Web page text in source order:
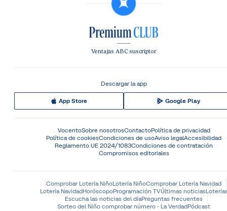
Ventajas ABC suscriptor
Descargar la app
App Store Google Play
VocentoSobre nosotrosContactoPolítica de privacidad
Política de cookiesCondiciones de usoAviso legalAccesibilidad
Reglamento UE 2024/1083Condiciones de contratación
Compromisos editoriales
Comprobar Lotería NiñoLotería NiñoComprobar Lotería Navidad
Lotería NavidadHoróscopoProgramación TVÚltimas noticias
Escucha las noticias del díaPreguntas frecuentes
Sorteo del Niño comprobar número - La VerdadPódcast